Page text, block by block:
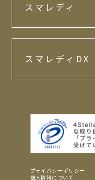
スマレディ
スマレディDX
プライバシーポリシー
個人情報について